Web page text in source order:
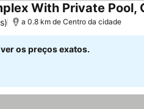
With Private Pool,
a 0.8 km de Centro da cidade
os preços exatos.